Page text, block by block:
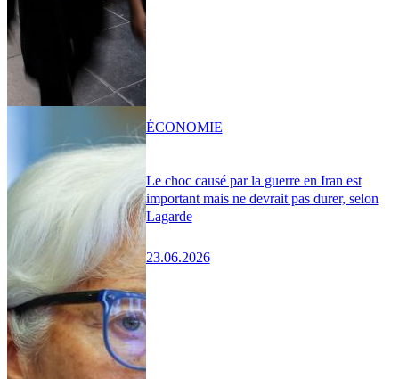
Le choc causé par la guerre en Iran est
important mais ne devrait pas durer, selon
Lagarde
23.06.2026
ÉCONOMIE